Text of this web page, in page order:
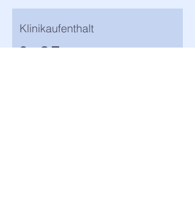
Klinikaufenthalt
2 - 3 Tage